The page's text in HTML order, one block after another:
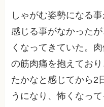
しゃがむ姿勢になる
感じる事がなかった
くなってきていた。
の筋肉痛を抱えてお
たかなと感じてから2
うになり、怖くなっ